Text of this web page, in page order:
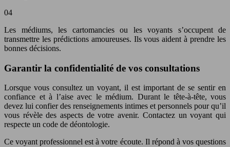
04
Les médiums, les cartomancies ou les voyants s’occupent de
transmettre les prédictions amoureuses. Ils vous aident à prendre les
bonnes décisions.
Garantir la confidentialité de vos consultations
Lorsque vous consultez un voyant, il est important de se sentir en
confiance et à l’aise avec le médium. Durant le tête-à-tête, vous
devez lui confier des renseignements intimes et personnels pour qu’il
vous révèle des aspects de votre avenir. Contactez un voyant qui
respecte un code de déontologie.
Ce voyant professionnel est à votre écoute. Il répond à vos questions